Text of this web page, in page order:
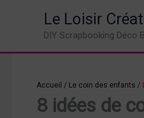
Le Loisir
DIY Scrapbooking Déco
Accueil / Le coin des enfants /
8 idées de